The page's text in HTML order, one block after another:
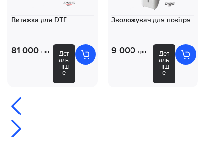
Витяжка для DTF
81 000 грн.
Дет
аль
ніш
е
Зволожувач для повітря
9 000 грн.
Дет
аль
ніш
е